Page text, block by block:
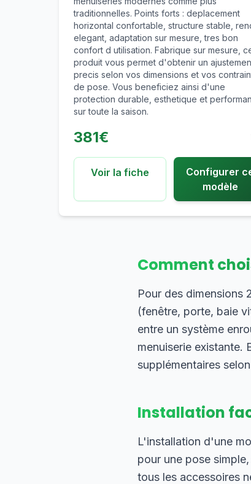
traditionnelles. Points forts : deplacement
horizontal confortable, structure stable,
elegant, adaptation sur mesure, tres bon
confort d utilisation. Fabrique sur mesure,
produit vous permet d'obtenir un
precis selon vos dimensions et vos
de pose. Vous beneficiez ainsi d'une
protection durable, esthetique et
sur toute la saison.
381€
Voir la fiche
Configurer
modèle
Comment
Pour des dimensions
(fenêtre, porte, baie
entre un système
menuiserie
supplémentaires
Installation
L'installation d'une
pour une pose
tous les accessoires